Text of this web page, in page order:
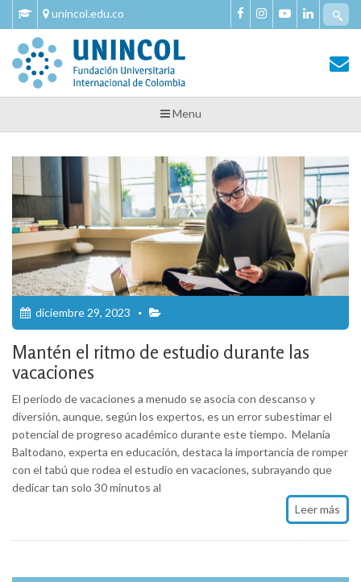
Skip
content
unincol.edu.co
Tu Salud y Bienestar
Tu Salud y Bienestar – Unincol
Menu
diciembre 29, 2023
Mantén el ritmo de estudio durante las
vacaciones
El periodo de vacaciones a menudo se asocia con descanso y
diversión, aunque, según los expertos, es un error subestimar el
potencial de progreso académico durante este tiempo. Melania
Baltodano, experta en educación, destaca la importancia de romper
con el tabú que rodea el estudio en vacaciones, subrayando que
dedicar tan solo 30 minutos al
Leer más